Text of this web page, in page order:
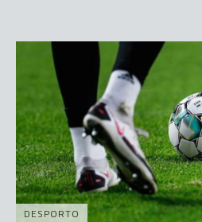
DESPORTO